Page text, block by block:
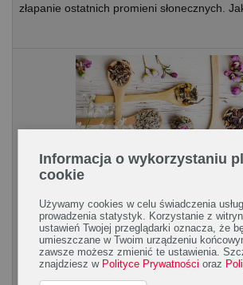
złapanie ostatnich promieni słonecznych.
Jakich ziół unikać w sezonie
letnim?
Niektóre zioła (np. dziurawiec) mogą
fotodermatozy. Co warto wiedzieć o
Informacja o wykorzystaniu
cookie
Używamy cookies w celu świadczenia
prowadzenia statystyk. Korzystanie z
ustawień Twojej przeglądarki oznacza, że
umieszczane w Twoim urządzeniu
zawsze możesz zmienić te ustawienia.
znajdziesz w Polityce Prywatności oraz